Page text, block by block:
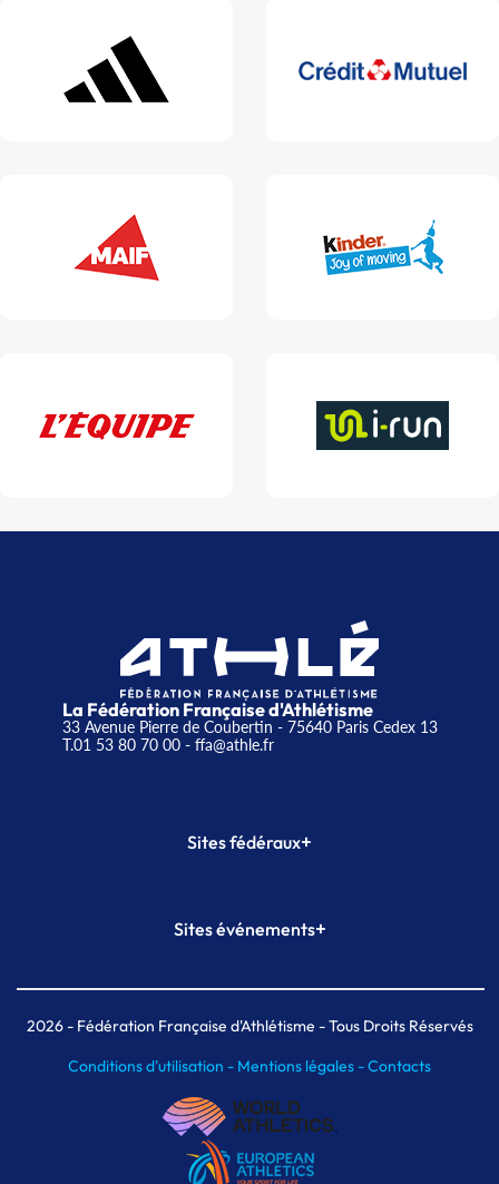
La Fédération Française d'Athlétisme
33 Avenue Pierre de Coubertin - 75640 Paris Cedex 13
T.01 53 80 70 00- ffa@athle.fr
Sites fédéraux+
Plateforme Formation
Sites événements+
Meeting de Paris indoor
MAIF Ekiden de Paris
2026- Fédération Française d'Athlétisme - Tous Droits Réservés
Conditions d'utilisation - Mentions légales -Contacts